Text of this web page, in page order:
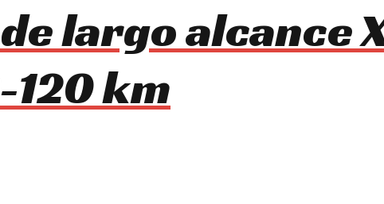
largo alcance
km